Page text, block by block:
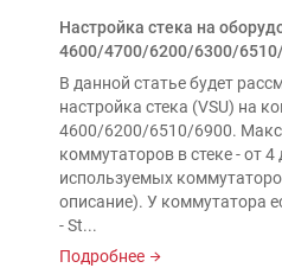
Настройка стека на
4600/4700/6200/6300/
В данной статье будет
настройка стека (VSU) на
4600/6200/6510/6900.
коммутаторов в стеке - от
используемых
описание). У коммутатора
- St...
Подробнее